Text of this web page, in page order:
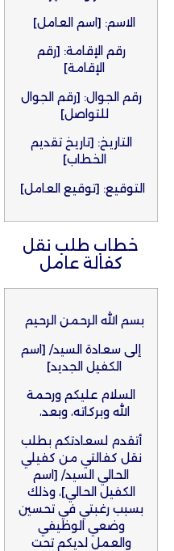
الاسم: [اسم العامل]
رقم الإقامة: [رقم
الإقامة]
رقم الجوال: [رقم الجوال
للتواصل]
التاريخ: [تاريخ تقديم
الخطاب]
التوقيع: [توقيع العامل]
خطاب طلب نقل
كفالة عامل​
بسم الله الرحمن الرحيم
إلى سعادة السيد/ [اسم
الكفيل الجديد]
السلام عليكم ورحمة
الله وبركاته، وبعد،
أتقدم لسعادتكم بطلب
نقل كفالتي من كفيلي
الحالي السيد/ [اسم
الكفيل الحالي]، وذلك
بسبب رغبتي في تحسين
وضعي الوظيفي
والعمل لديكم تحت